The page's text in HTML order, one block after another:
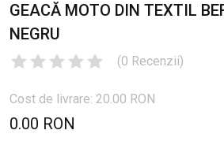
GEACĂ MOTO DIN TEXTIL
NEGRU
(0 Recenzii)
Cost de livrare: 20.00 RON
0.00 RON